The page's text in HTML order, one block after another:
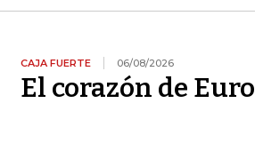
CAJA FUERTE 06/08/2026
El corazón de